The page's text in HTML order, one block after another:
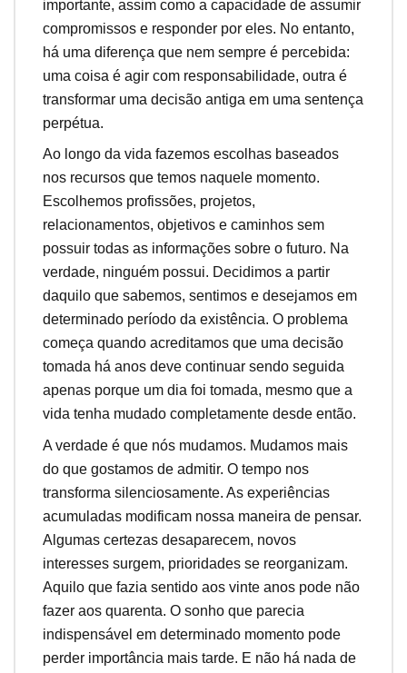
importante, assim como a capacidade de assumir
compromissos e responder por eles. No entanto,
há uma diferença que nem sempre é percebida:
uma coisa é agir com responsabilidade, outra é
transformar uma decisão antiga em uma sentença
perpétua.
Ao longo da vida fazemos escolhas baseados
nos recursos que temos naquele momento.
Escolhemos profissões, projetos,
relacionamentos, objetivos e caminhos sem
possuir todas as informações sobre o futuro. Na
verdade, ninguém possui. Decidimos a partir
daquilo que sabemos, sentimos e desejamos em
determinado período da existência. O problema
começa quando acreditamos que uma decisão
tomada há anos deve continuar sendo seguida
apenas porque um dia foi tomada, mesmo que a
vida tenha mudado completamente desde então.
A verdade é que nós mudamos. Mudamos mais
do que gostamos de admitir. O tempo nos
transforma silenciosamente. As experiências
acumuladas modificam nossa maneira de pensar.
Algumas certezas desaparecem, novos
interesses surgem, prioridades se reorganizam.
Aquilo que fazia sentido aos vinte anos pode não
fazer aos quarenta. O sonho que parecia
indispensável em determinado momento pode
perder importância mais tarde. E não há nada de